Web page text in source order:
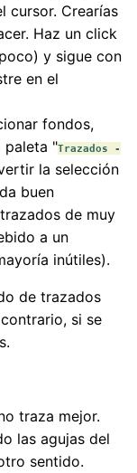
cursor. Crearías
Haz un click
y sigue con
en el
fondos,
paleta "Trazados -
la selección
buen
de muy
a un
inútiles).
de trazados
si se
traza mejor.
las agujas del
sentido.